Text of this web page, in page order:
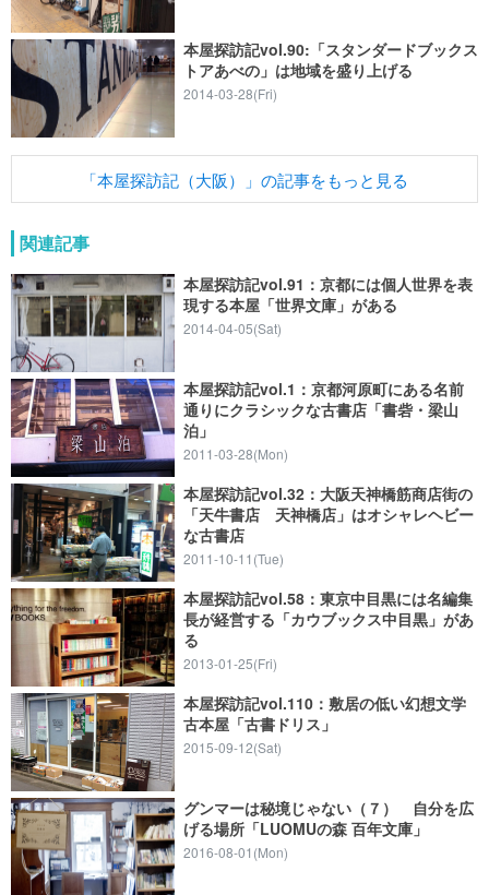
本屋探訪記vol.90:「スタンダードブックス
トアあべの」は地域を盛り上げる
2014-03-28(Fri)
「本屋探訪記（大阪）」の記事をもっと見る
関連記事
本屋探訪記vol.91：京都には個人世界を表
現する本屋「世界文庫」がある
2014-04-05(Sat)
本屋探訪記vol.1：京都河原町にある名前
通りにクラシックな古書店「書砦・梁山
泊」
2011-03-28(Mon)
本屋探訪記vol.32：大阪天神橋筋商店街の
「天牛書店 天神橋店」はオシャレヘビー
な古書店
2011-10-11(Tue)
本屋探訪記vol.58：東京中目黒には名編集
長が経営する「カウブックス中目黒」があ
る
2013-01-25(Fri)
本屋探訪記vol.110：敷居の低い幻想文学
古本屋「古書ドリス」
2015-09-12(Sat)
グンマーは秘境じゃない（７） 自分を広
げる場所「LUOMUの森 百年文庫」
2016-08-01(Mon)